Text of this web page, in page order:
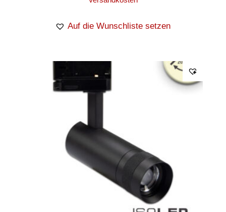
Auf die Wunschliste setzen